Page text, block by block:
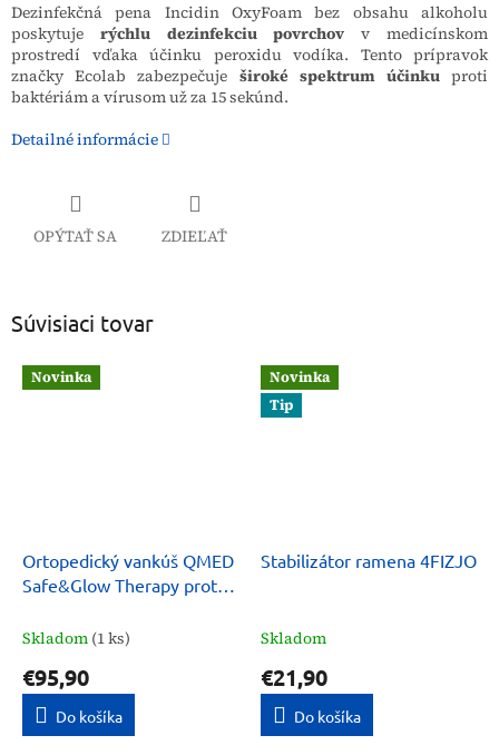
Dezinfekčná pena Incidin OxyFoam bez obsahu alkoholu
poskytuje rýchlu dezinfekciu povrchov v medicínskom
prostredí vďaka účinku peroxidu vodíka. Tento prípravok
značky Ecolab zabezpečuje široké spektrum účinkuproti
baktériám a vírusom už za 15 sekúnd.
Detailné informácie
OPÝTAŤ SA ZDIEĽAŤ
Súvisiaci tovar
Novinka
Ortopedický vankúš QMED
Safe&Glow Therapy proti
Skladom (1 ks)
€95,90
Do košíka
Novinka
Tip
Stabilizátor ramena 4FIZJO
Skladom
€21,90
Do košíka